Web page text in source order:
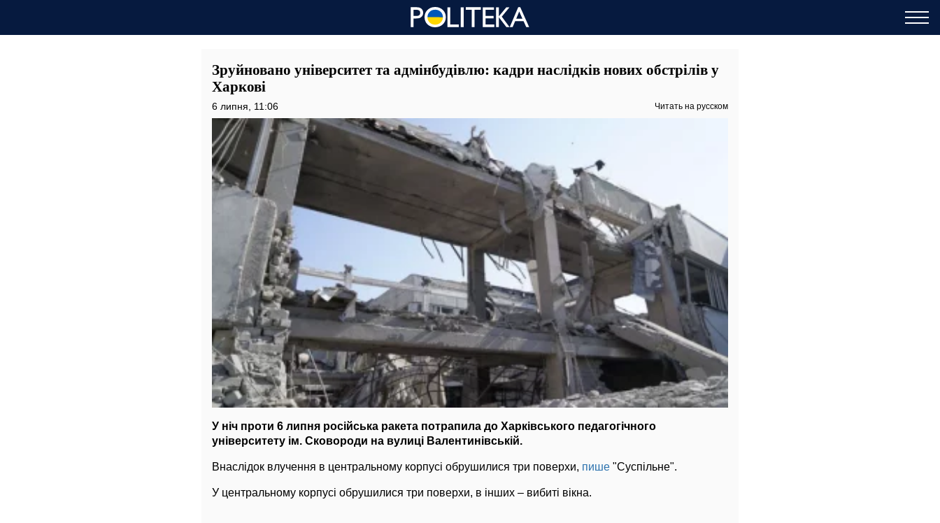
Зруйновано університет та адмінбудівлю: кадри наслідків нових обстрілів у
Харкові
6 липня, 11:06 Читать на русском
У ніч проти 6 липня російська ракета потрапила до Харківського педагогічного
університету ім. Сковороди на вулиці Валентинівській.
Внаслідок влучення в центральному корпусі обрушилися три поверхи, пише "Суспільне".
У центральному корпусі обрушилися три поверхи, в інших – вибиті вікна.